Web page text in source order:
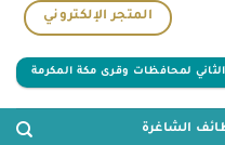
المتجر الإلكتروني
لمحافظات وقرى مكة المكرمة
الشاغرة